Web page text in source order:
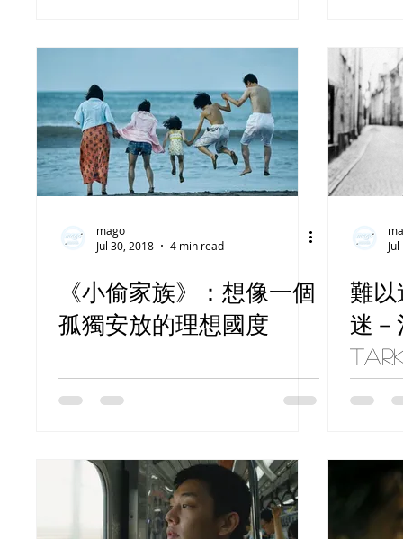
mago
Jul 30, 2018
4 min read
《小偷家族》：想像一個
孤獨安放的理想國度
難以
迷